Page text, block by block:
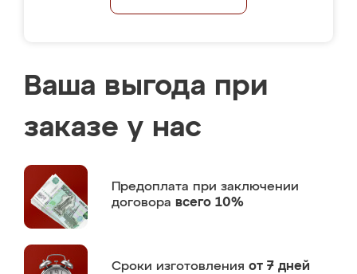
Ваша выгода при
заказе у нас
Предоплата при заключении
договора всего 10%
Сроки изготовления от 7 дней